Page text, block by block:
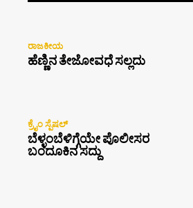
ರಾಜಕೀಯ
ಹೆಣ್ಣಿನ ತೇಜೋವಧೆ ಸಲ್ಲದು
ಕ್ರೈಂ ಸ್ಪೆಷಲ್
ಬೆಳ್ಳಂಬೆಳಿಗ್ಗೆಯೇ ಪೊಲೀಸರ
ಬಂದೂಕಿನ ಸದ್ದು